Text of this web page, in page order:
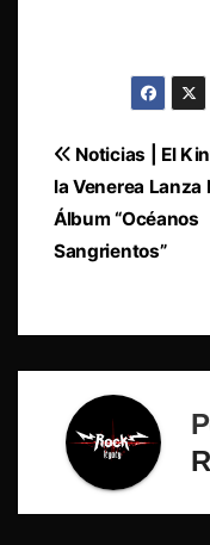
de
entradas
Noticias | El
la Venerea Lanza
Álbum “Océanos
Sangrientos”